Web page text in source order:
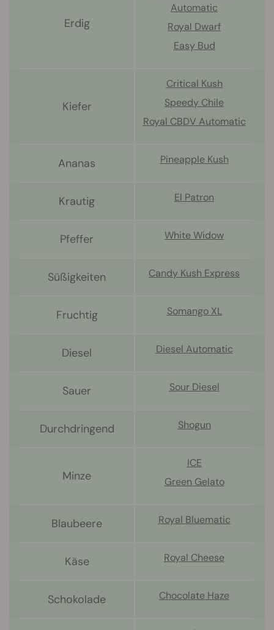
Erdig
Automatic
Royal Dwarf
Easy Bud
Kiefer
Critical Kush
Speedy Chile
Royal CBDV Automatic
Ananas Pineapple Kush
Krautig El Patron
Pfeffer White Widow
Süßigkeiten Candy Kush Express
Fruchtig Somango XL
Diesel Diesel Automatic
Sauer Sour Diesel
Durchdringend Shogun
Minze
ICE
Green Gelato
Blaubeere Royal Bluematic
Käse Royal Cheese
Schokolade Chocolate Haze